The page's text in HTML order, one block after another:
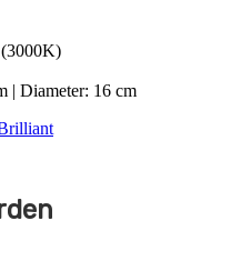
| Diameter: 16 cm